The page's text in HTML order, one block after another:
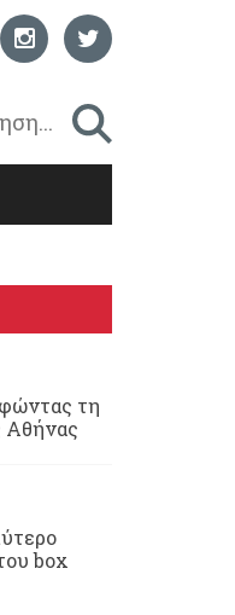
τη
Αθήνας
box